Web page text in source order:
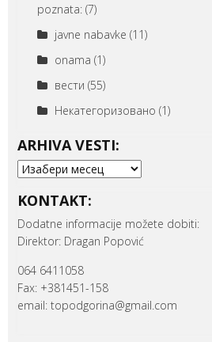
poznata:(7)
javne nabavke (11)
onama (1)
вести (55)
Некатегоризовано (1)
ARHIVA VESTI:
Arhiva
KONTAKT:
Dodatne informacije možete dobiti:
Direktor: Dragan Popović
064 6411058
Fax: +381451-158
email: topodgorina@gmail.com